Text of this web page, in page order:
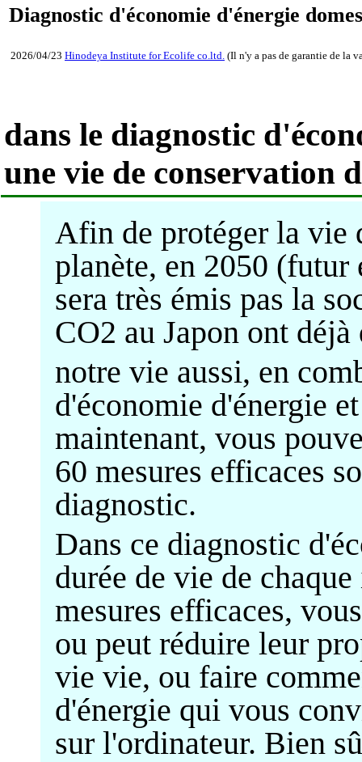
Diagnostic d'économie d'énergie
2026/04/23 Hinodeya Institute for Ecolife co.ltd. (Il n'y a pas de garantie de la
dans le diagnostic
une vie de conservation
Afin de protéger la vie
planète, en 2050
sera très émis pas la
CO2 au Japon ont
notre vie aussi, en
d'économie d'énergie
maintenant, vous
60 mesures efficaces
diagnostic.
Dans ce diagnostic
durée de vie de
mesures efficaces,
ou peut réduire leur
vie vie, ou faire
d'énergie qui vous
sur l'ordinateur. Bien